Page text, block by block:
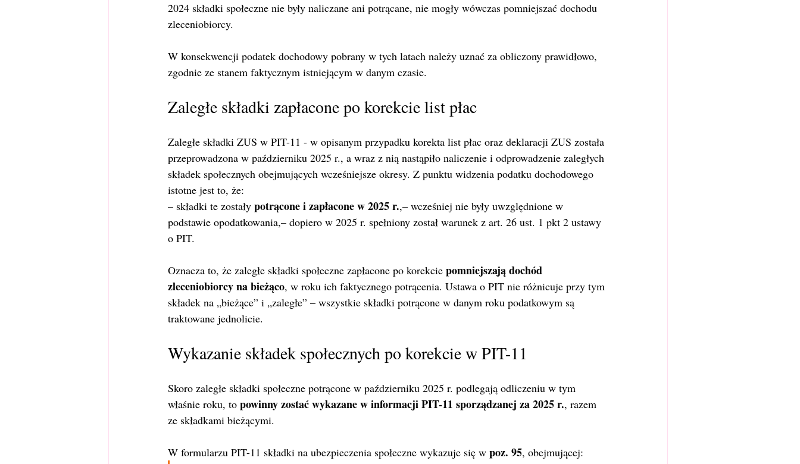
2024 składki społeczne nie były naliczane ani potrącane, nie mogły wówczas pomniejszać dochodu
zleceniobiorcy.
W konsekwencji podatek dochodowy pobrany w tych latach należy uznać za obliczony prawidłowo,
zgodnie ze stanem faktycznym istniejącym w danym czasie.
Zaległe składki zapłacone po korekcie list płac
Zaległe składki ZUS w PIT-11 - w opisanym przypadku korekta list płac oraz deklaracji ZUS została
przeprowadzona w październiku 2025 r., a wraz z nią nastąpiło naliczenie i odprowadzenie zaległych
składek społecznych obejmujących wcześniejsze okresy. Z punktu widzenia podatku dochodowego
istotne jest to, że:
– składki te zostały potrącone i zapłacone w 2025 r.,– wcześniej nie były uwzględnione w
podstawie opodatkowania,– dopiero w 2025 r. spełniony został warunek z art. 26 ust. 1 pkt 2 ustawy
o PIT.
Oznacza to, że zaległe składki społeczne zapłacone po korekcie pomniejszają dochód
zleceniobiorcy na bieżąco, w roku ich faktycznego potrącenia. Ustawa o PIT nie różnicuje przy tym
składek na „bieżące” i „zaległe” – wszystkie składki potrącone w danym roku podatkowym są
traktowane jednolicie.
Wykazanie składek społecznych po korekcie w PIT-11
Skoro zaległe składki społeczne potrącone w październiku 2025 r. podlegają odliczeniu w tym
właśnie roku, to powinny zostać wykazane w informacji PIT-11 sporządzanej za 2025 r., razem
ze składkami bieżącymi.
W formularzu PIT-11 składki na ubezpieczenia społeczne wykazuje się w poz. 95, obejmującej: